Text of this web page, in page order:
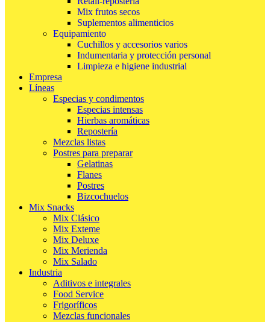
Mix frutos secos
Suplementos alimenticios
Equipamiento
Cuchillos y accesorios varios
Indumentaria y protección personal
Limpieza e higiene industrial
Empresa
Líneas
Especias y condimentos
Especias intensas
Hierbas aromáticas
Repostería
Mezclas listas
Postres para preparar
Gelatinas
Flanes
Postres
Bizcochuelos
Mix Snacks
Mix Clásico
Mix Exteme
Mix Deluxe
Mix Merienda
Mix Salado
Industria
Aditivos e integrales
Food Service
Frigoríficos
Mezclas funcionales